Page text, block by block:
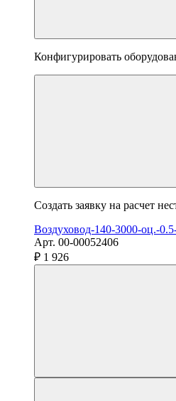
Конфигурировать
Создать заявку на расчет
Воздуховод-140-3000-оц.-
Арт. 00-00052406
₽ 1 926